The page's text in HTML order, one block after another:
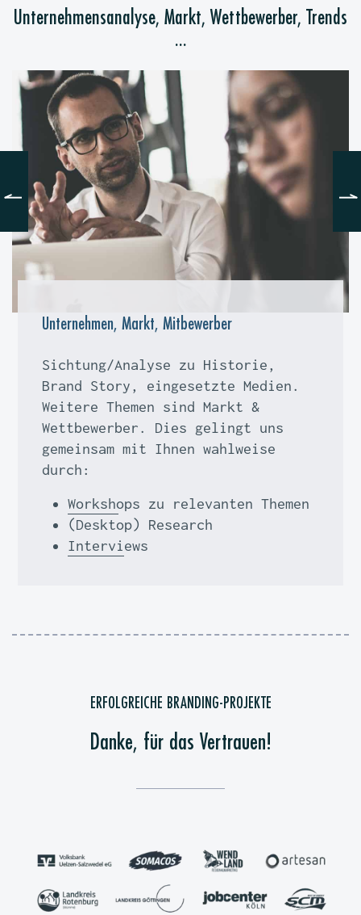
Unternehmensanalyse, Markt, Wettbewerber, Trends
...
Unternehmen, Markt, Mitbewerber
Sichtung/Analyse zu Historie,
Brand Story, eingesetzte Medien.
Weitere Themen sind Markt &
Wettbewerber. Dies gelingt uns
gemeinsam mit Ihnen wahlweise
durch:
Workshops zu relevanten Themen
(Desktop) Research
Interviews
Zielsetzung
Ads/Annoncen
ERFOLGREICHE BRANDING-PROJEKTE
Danke, für das Vertrauen!